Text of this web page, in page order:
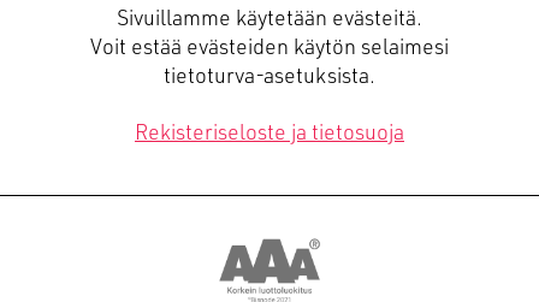
YHTEYS
YRITYS
Sivuillamme käytetään evästeitä.
Voit estää evästeiden käytön selaimesi
tietoturva-asetuksista.
Rekisteriseloste ja tietosuoja